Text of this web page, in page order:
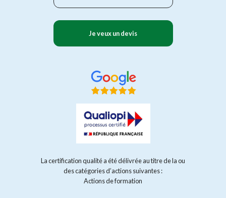
Je veux un devis
La certification qualité a été délivrée au titre de la ou
des catégories d’actions suivantes :
Actions de formation